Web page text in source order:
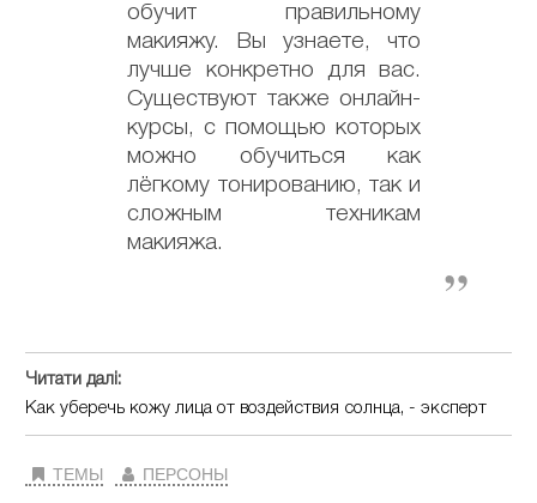
обучит правильному
макияжу. Вы узнаете, что
лучше конкретно для вас.
Существуют также онлайн-
курсы, с помощью которых
можно обучиться как
лёгкому тонированию, так и
сложным техникам
макияжа.
Читати далі:
Как уберечь кожу лица от воздействия солнца, - эксперт
ТЕМЫ ПЕРСОНЫ